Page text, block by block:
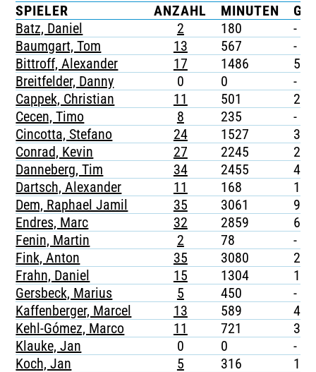
TICKETING
SPIELER
ANZAHL MINUTEN
G
Batz, Daniel
2 180
-
Baumgart, Tom
13 567
-
Bittroff, Alexander
17 1486
5
Breitfelder, Danny
0 0
-
Cappek, Christian
11 501
2
Cecen, Timo
8 235
-
Cincotta, Stefano
24 1527
3
Conrad, Kevin
27 2245
2
Danneberg, Tim
34 2455
4
Dartsch, Alexander
11 168
1
Dem, Raphael Jamil
35 3061
9
Endres, Marc
32 2859
6
Fenin, Martin
2 78
-
Fink, Anton
35 3080
2
Frahn, Daniel
15 1304
1
Gersbeck, Marius
5 450
-
Kaffenberger, Marcel
13 589
4
Kehl-Gómez, Marco
11 721
3
Klauke, Jan
0 0
-
Koch, Jan
5 316
1